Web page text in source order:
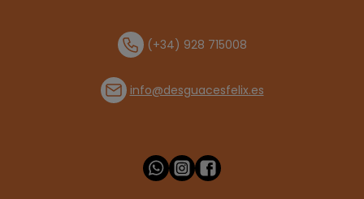
(+34) 928 715008
info@desguacesfelix.es